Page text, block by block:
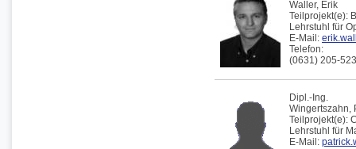
Waller, Erik
Teilprojekt(e):
Lehrstuhl für
E-Mail:
Telefon:
(0631) 205-
Dipl.-Ing.
Wingertszahn,
Teilprojekt(e):
Lehrstuhl für
E-Mail: